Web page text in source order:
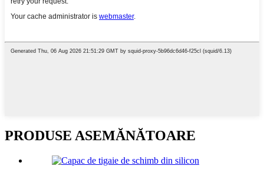
PRODUSE ASEMĂNĂTOARE